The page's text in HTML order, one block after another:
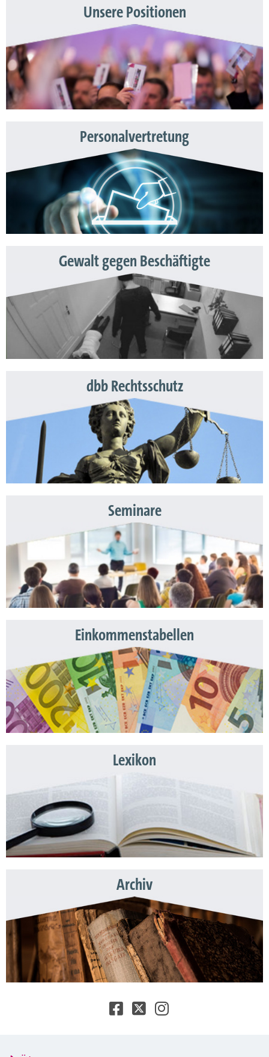
Unsere Positionen
Personalvertretung
Gewalt gegen Beschäftigte
dbb Rechtsschutz
Seminare
Einkommenstabellen
Lexikon
Archiv